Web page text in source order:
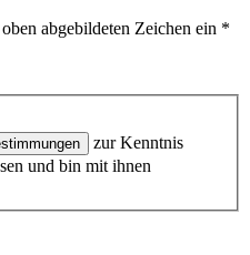
abgebildeten Zeichen ein *
zur Kenntnis
und bin mit ihnen